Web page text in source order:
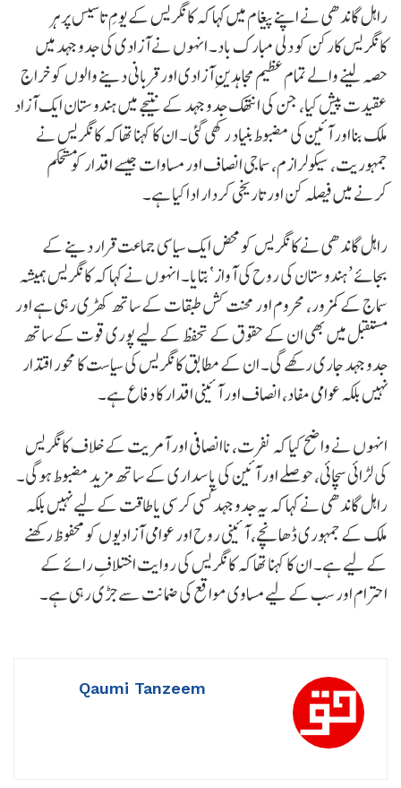
راہل گاندھی نے اپنے پیغام میں کہا کہ کانگریس کے یومِ تاسیس پر ہر
کانگریس کارکن کو دلی مبارک باد۔ انہوں نے آزادی کی جدوجہد میں
حصہ لینے والے تمام عظیم مجاہدینِ آزادی اور قربانی دینے والوں کو خراجِ
عقیدت پیش کیا، جن کی انتھک جدوجہد کے نتیجے میں ہندوستان ایک آزاد
ملک بنا اور آئین کی مضبوط بنیاد رکھی گئی۔ ان کا کہنا تھا کہ کانگریس نے
جمہوریت، سیکولرازم، سماجی انصاف اور مساوات جیسے اقدار کو مستحکم
کرنے میں فیصلہ کن اور تاریخی کردار ادا کیا ہے۔
راہل گاندھی نے کانگریس کو محض ایک سیاسی جماعت قرار دینے کے
بجائے ’ہندوستان کی روح کی آواز‘ بتایا۔ انہوں نے کہا کہ کانگریس ہمیشہ
سماج کے کمزور، محروم اور محنت کش طبقات کے ساتھ کھڑی رہی ہے اور
مستقبل میں بھی ان کے حقوق کے تحفظ کے لیے پوری قوت کے ساتھ
جدوجہد جاری رکھے گی۔ ان کے مطابق کانگریس کی سیاست کا محور اقتدار
نہیں بلکہ عوامی مفاد، انصاف اور آئینی اقدار کا دفاع ہے۔
انہوں نے واضح کیا کہ نفرت، ناانصافی اور آمریت کے خلاف کانگریس
کی لڑائی سچائی، حوصلے اور آئین کی پاسداری کے ساتھ مزید مضبوط ہوگی۔
راہل گاندھی نے کہا کہ یہ جدوجہد کسی کرسی یا طاقت کے لیے نہیں بلکہ
ملک کے جمہوری ڈھانچے، آئینی روح اور عوامی آزادیوں کو محفوظ رکھنے
کے لیے ہے۔ ان کا کہنا تھا کہ کانگریس کی روایت اختلافِ رائے کے
احترام اور سب کے لیے مساوی مواقع کی ضمانت سے جڑی رہی ہے۔
Qaumi Tanzeem